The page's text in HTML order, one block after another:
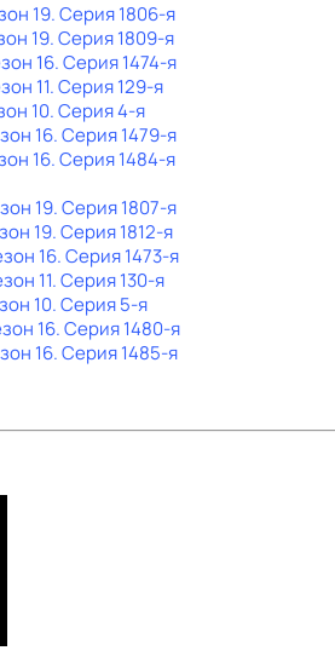
19. Серия 1806-я
19. Серия 1809-я
16. Серия 1474-я
11. Серия 129-я
10. Серия 4-я
16. Серия 1479-я
16. Серия 1484-я
19. Серия 1807-я
19. Серия 1812-я
16. Серия 1473-я
11. Серия 130-я
10. Серия 5-я
16. Серия 1480-я
16. Серия 1485-я